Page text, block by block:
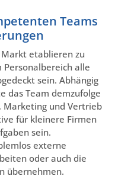
Teams
etablieren zu
Personalbereich alle
sein. Abhängig
das Team demzufolge
Marketing und Vertrieb
für kleinere Firmen
sein.
externe
oder auch die
übernehmen.